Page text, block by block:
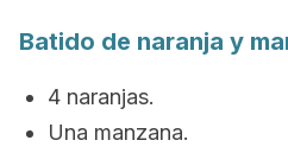
Batido de naranja y
4 naranjas.
Una manzana.